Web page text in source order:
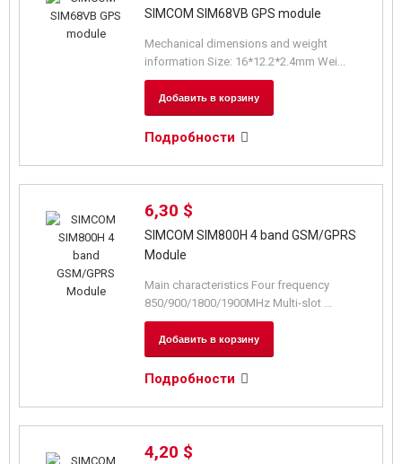
SIMCOM SIM68VB GPS module
Mechanical dimensions and weight
information Size: 16*12.2*2.4mm Wei...
Добавить в корзину
Подробности
6,30 $
SIMCOM SIM800H 4 band GSM/GPRS
Module
Main characteristics Four frequency
850/900/1800/1900MHz Multi-slot ...
Добавить в корзину
Подробности
4,20 $